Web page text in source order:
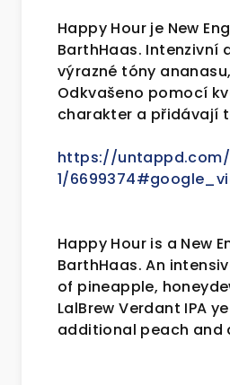
Happy Hour je New
BarthHaas.
výrazné tóny
Odkvašeno pomocí
charakter a přidávají
https://
1/
Happy Hour is a New
BarthHaas. An
of pineapple,
LalBrew Verdant IPA
additional peach and